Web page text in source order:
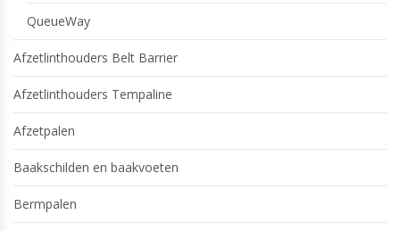
QueueWay
Afzetlinthouders Belt Barrier
Afzetlinthouders Tempaline
Afzetpalen
Baakschilden en baakvoeten
Bermpalen